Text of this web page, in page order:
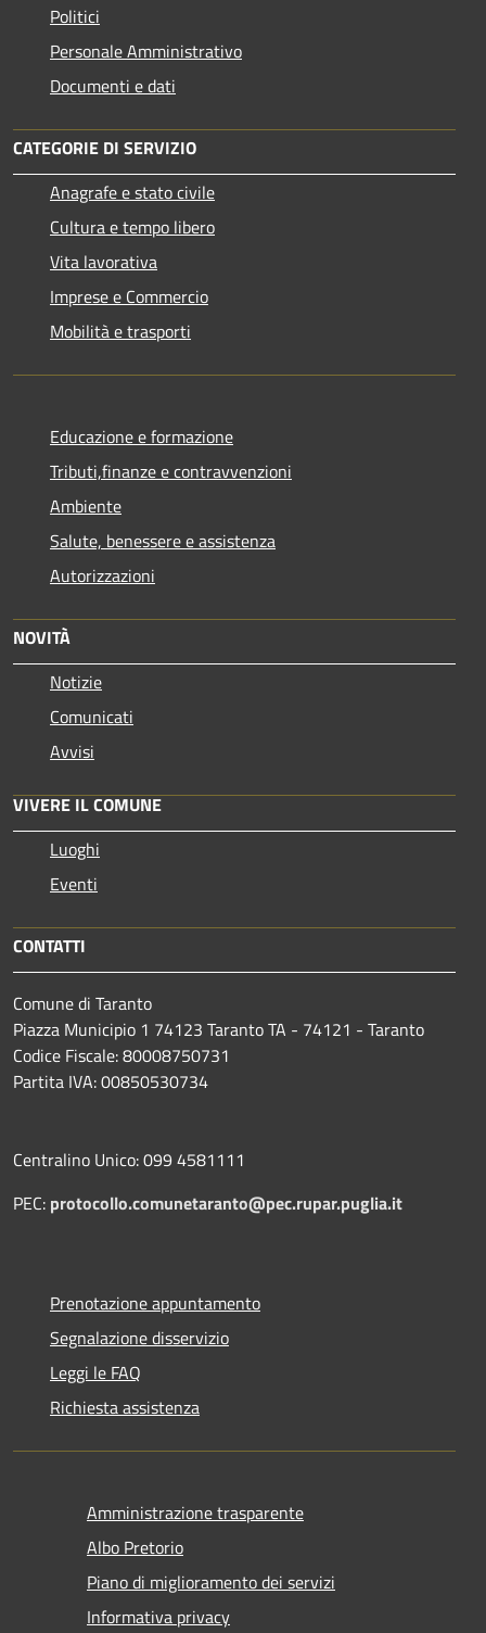
Politici
Personale Amministrativo
Documenti e dati
CATEGORIE DI SERVIZIO
Anagrafe e stato civile
Cultura e tempo libero
Vita lavorativa
Imprese e Commercio
Mobilità e trasporti
Educazione e formazione
Tributi,finanze e contravvenzioni
Ambiente
Salute, benessere e assistenza
Autorizzazioni
NOVITÀ
Notizie
Comunicati
Avvisi
VIVERE IL COMUNE
Luoghi
Eventi
CONTATTI
Comune di Taranto
Piazza Municipio 1 74123 Taranto TA - 74121 - Taranto
Codice Fiscale: 80008750731
Partita IVA: 00850530734
Centralino Unico: 099 4581111
PEC: protocollo.comunetaranto@pec.rupar.puglia.it
Prenotazione appuntamento
Segnalazione disservizio
Leggi le FAQ
Richiesta assistenza
Amministrazione trasparente
Albo Pretorio
Piano di miglioramento dei servizi
Informativa privacy